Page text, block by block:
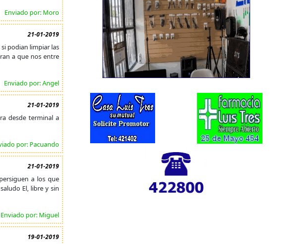
Enviado por: Moro
21-01-2019
podian limpiar las
a que nos entre
Enviado por: Angel
21-01-2019
desde terminal a
por: Pacuando
21-01-2019
a los que
El, libre y sin
Enviado por: Miguel
19-01-2019